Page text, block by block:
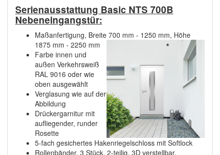
Serienausstattung Basic NTS 700B
Nebeneingangstür:
Maßanfertigung, Breite 700 mm - 1250 mm, Höhe
1875 mm - 2250 mm
Farbe innen und
außen Verkehrsweiß
RAL 9016 oder wie
oben ausgewählt
Verglasung wie auf der
Abbildung
Drückergarnitur mit
aufliegender, runder
Rosette
5-fach gesichertes Hakenriegelschloss mit Softlock
Rollenbänder, 3 Stück, 2-teilig, 3D verstellbar,